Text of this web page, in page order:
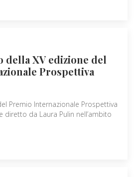
della XV edizione del
Prospettiva
Premio Internazionale Prospettiva
diretto da Laura Pulin nell’ambito